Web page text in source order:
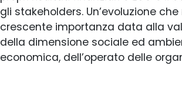
gli stakeholders. Un’evoluzione
crescente importanza data alla
della dimensione sociale ed
economica, dell’operato delle